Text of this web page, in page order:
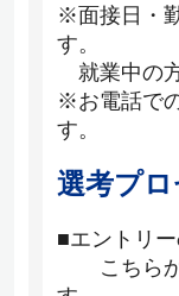
※面接日・
す。
就業中の
※お電話で
す。
選考プロ
■エントリ
こちらか